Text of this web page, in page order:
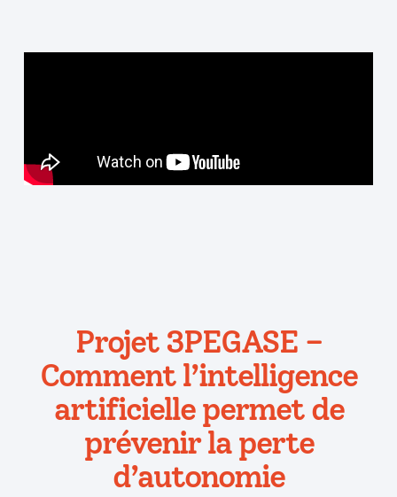
Projet 3PEGASE –
Comment l’intelligence
artificielle permet de
prévenir la perte
d’autonomie